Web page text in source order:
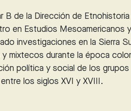
de la Dirección de Etnohistoria
en Estudios Mesoamericanos y
investigaciones en la Sierra
mixtecos durante la época
política y social de los grupos
los siglos XVI y XVIII.